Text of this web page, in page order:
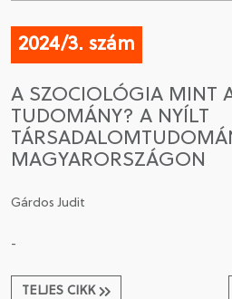
2024/3. szám
A SZOCIOLÓGIA MINT
TUDOMÁNY? A NYÍLT
MAGYARORSZÁGON
Gárdos Judit
-
TELJES CIKK